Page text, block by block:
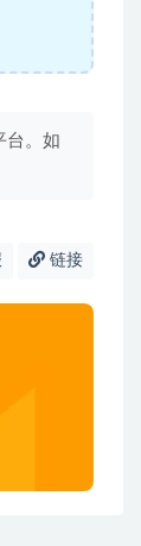
台。如
链接